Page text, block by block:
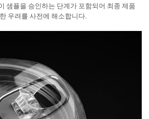
샘플을 승인하는 단계가 포함되어 최종 제품
우려를 사전에 해소합니다.